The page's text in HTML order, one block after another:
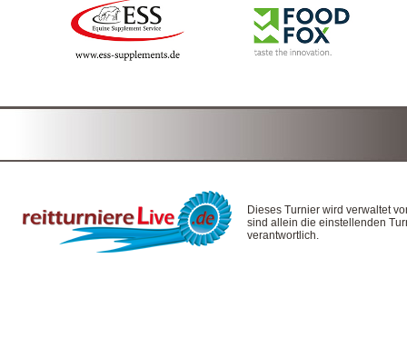
Dieses Turnier wird verwaltet
sind allein die einstellenden
verantwortlich.